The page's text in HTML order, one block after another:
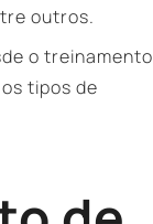
outros.
o treinamento
tipos de